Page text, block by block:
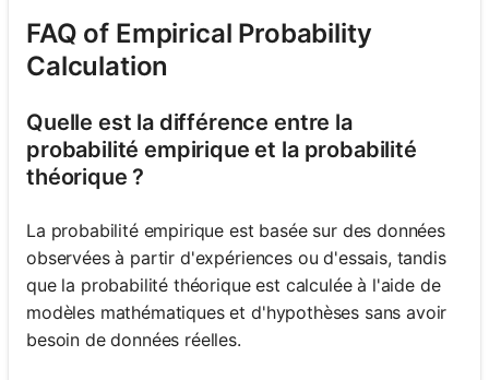
FAQ of Empirical Probability
Calculation
Quelle est la différence entre la
probabilité empirique et la probabilité
théorique ?
La probabilité empirique est basée sur des données
observées à partir d'expériences ou d'essais, tandis
que la probabilité théorique est calculée à l'aide de
modèles mathématiques et d'hypothèses sans avoir
besoin de données réelles.